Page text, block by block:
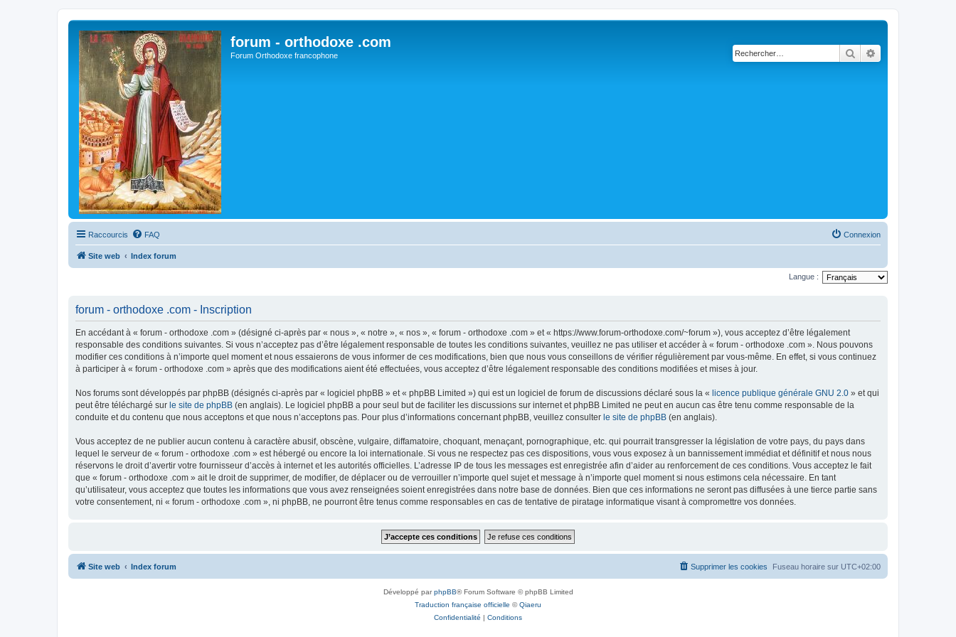
forum - orthodoxe .com
Forum Orthodoxe francophone Rechercher
Raccourcis FAQ Connexion
Site web Index forum
Langue :
forum - orthodoxe .com - Inscription
En accédant à « forum - orthodoxe .com » (désigné ci-après par « nous », « notre », « nos », « forum - orthodoxe .com » et « https://www.forum-orthodoxe.com/~forum »), vous acceptez d’être légalement
responsable des conditions suivantes. Si vous n’acceptez pas d’être légalement responsable de toutes les conditions suivantes, veuillez ne pas utiliser et accéder à « forum - orthodoxe .com ». Nous pouvons
modifier ces conditions à n’importe quel moment et nous essaierons de vous informer de ces modifications, bien que nous vous conseillons de vérifier régulièrement par vous-même. En effet, si vous continuez
à participer à « forum - orthodoxe .com » après que des modifications aient été effectuées, vous acceptez d’être légalement responsable des conditions modifiées et mises à jour.
Nos forums sont développés par phpBB (désignés ci-après par « logiciel phpBB » et « phpBB Limited ») qui est un logiciel de forum de discussions déclaré sous la « licence publique générale GNU 2.0 » et qui
peut être téléchargé sur le site de phpBB (en anglais). Le logiciel phpBB a pour seul but de faciliter les discussions sur internet et phpBB Limited ne peut en aucun cas être tenu comme responsable de la
conduite et du contenu que nous acceptons et que nous n’acceptons pas. Pour plus d’informations concernant phpBB, veuillez consulter le site de phpBB (en anglais).
Vous acceptez de ne publier aucun contenu à caractère abusif, obscène, vulgaire, diffamatoire, choquant, menaçant, pornographique, etc. qui pourrait transgresser la législation de votre pays, du pays dans
lequel le serveur de « forum - orthodoxe .com » est hébergé ou encore la loi internationale. Si vous ne respectez pas ces dispositions, vous vous exposez à un bannissement immédiat et définitif et nous nous
réservons le droit d’avertir votre fournisseur d’accès à internet et les autorités officielles. L’adresse IP de tous les messages est enregistrée afin d’aider au renforcement de ces conditions. Vous acceptez le fait
que « forum - orthodoxe .com » ait le droit de supprimer, de modifier, de déplacer ou de verrouiller n’importe quel sujet et message à n’importe quel moment si nous estimons cela nécessaire. En tant
qu’utilisateur, vous acceptez que toutes les informations que vous avez renseignées soient enregistrées dans notre base de données. Bien que ces informations ne seront pas diffusées à une tierce partie sans
votre consentement, ni « forum - orthodoxe .com », ni phpBB, ne pourront être tenus comme responsables en cas de tentative de piratage informatique visant à compromettre vos données.
Site web Index forum Fuseau horaire sur UTC+02:00
Supprimer les cookies
Développé parphpBB® Forum Software © phpBB Limited
Traduction française officielle ©Qiaeru
Confidentialité | Conditions